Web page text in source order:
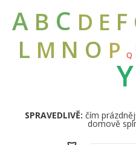
A B C D E F
L M N O P Q
Y
SPRAVEDLIVĚ: čím
domově